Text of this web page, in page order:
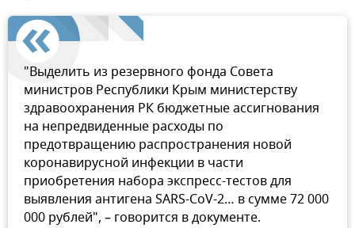
"Выделить из резервного фонда Совета
министров Республики Крым министерству
здравоохранения РК бюджетные ассигнования
на непредвиденные расходы по
предотвращению распространения новой
коронавирусной инфекции в части
приобретения набора экспресс-тестов для
выявления антигена SARS-CoV-2… в сумме 72 000
000 рублей", – говорится в документе.